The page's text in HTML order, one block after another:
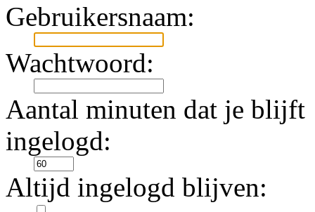
Gebruikersnaam:
Wachtwoord:
Aantal minuten dat je blijft
ingelogd:
Altijd ingelogd blijven: